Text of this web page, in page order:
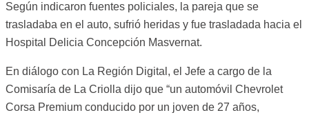
Según indicaron fuentes policiales, la pareja que se
trasladaba en el auto, sufrió heridas y fue trasladada hacia el
Hospital Delicia Concepción Masvernat.
En diálogo con La Región Digital, el Jefe a cargo de la
Comisaría de La Criolla dijo que “un automóvil Chevrolet
Corsa Premium conducido por un joven de 27 años,